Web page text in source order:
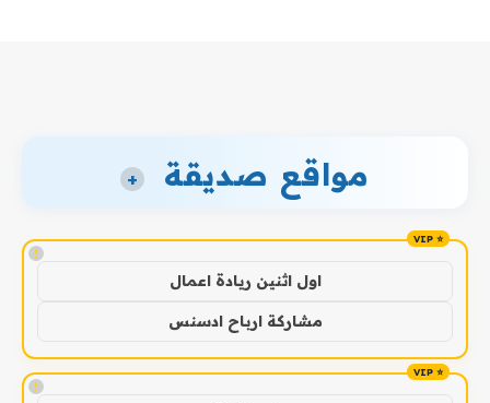
مواقع صديقة +
!
اول اثنين ريادة اعمال
مشاركة ارباح ادسنس
!